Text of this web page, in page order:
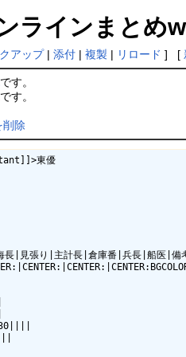
ラインまとめ
アップ| 添付| 複製 | リロード ] [
です。
です。
削除
東優
長|見張り|主計長|倉庫番|兵長|船医|備